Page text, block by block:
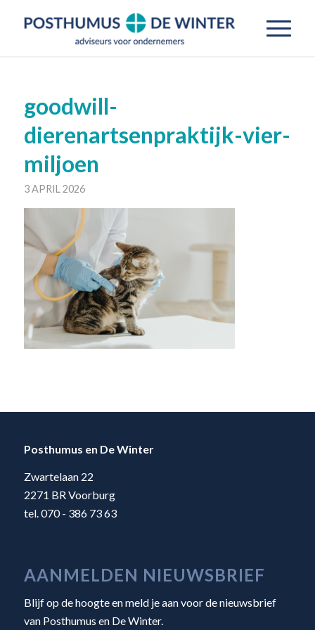
goodwill-
dierenartsenpraktijk-vier-
miljoen
3 APRIL 2026
Posthumus en De Winter
Zwartelaan 22
2271 BR Voorburg
tel. 070 - 386 73 63
AANMELDEN NIEUWSBRIEF
Blijf op de hoogte en meld je aan voor de nieuwsbrief
van Posthumus en De Winter.